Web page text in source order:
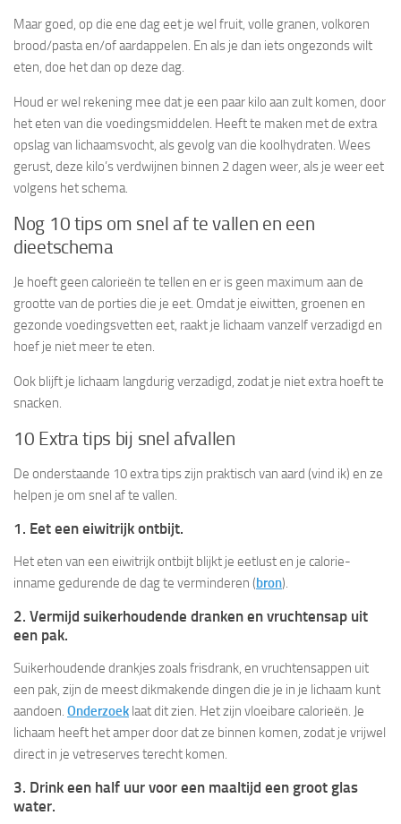
Maar goed, op die ene dag eet je wel fruit, volle granen, volkoren
brood/pasta en/of aardappelen. En als je dan iets ongezonds wilt
eten, doe het dan op deze dag.
Houd er wel rekening mee dat je een paar kilo aan zult komen, door
het eten van die voedingsmiddelen. Heeft te maken met de extra
opslag van lichaamsvocht, als gevolg van die koolhydraten. Wees
gerust, deze kilo’s verdwijnen binnen 2 dagen weer, als je weer eet
volgens het schema.
Nog 10 tips om snel af te vallen en een
dieetschema
Je hoeft geen calorieën te tellen en er is geen maximum aan de
grootte van de porties die je eet. Omdat je eiwitten, groenen en
gezonde voedingsvetten eet, raakt je lichaam vanzelf verzadigd en
hoef je niet meer te eten.
Ook blijft je lichaam langdurig verzadigd, zodat je niet extra hoeft te
snacken.
10 Extra tips bij snel afvallen
De onderstaande 10 extra tips zijn praktisch van aard (vind ik) en ze
helpen je om snel af te vallen.
1. Eet een eiwitrijk ontbijt.
Het eten van een eiwitrijk ontbijt blijkt je eetlust en je calorie-
inname gedurende de dag te verminderen (bron).
2. Vermijd suikerhoudende dranken en vruchtensap uit
een pak.
Suikerhoudende drankjes zoals frisdrank, en vruchtensappen uit
een pak, zijn de meest dikmakende dingen die je in je lichaam kunt
aandoen. Onderzoek laat dit zien. Het zijn vloeibare calorieën. Je
lichaam heeft het amper door dat ze binnen komen, zodat je vrijwel
direct in je vetreserves terecht komen.
3. Drink een half uur voor een maaltijd een groot glas
water.